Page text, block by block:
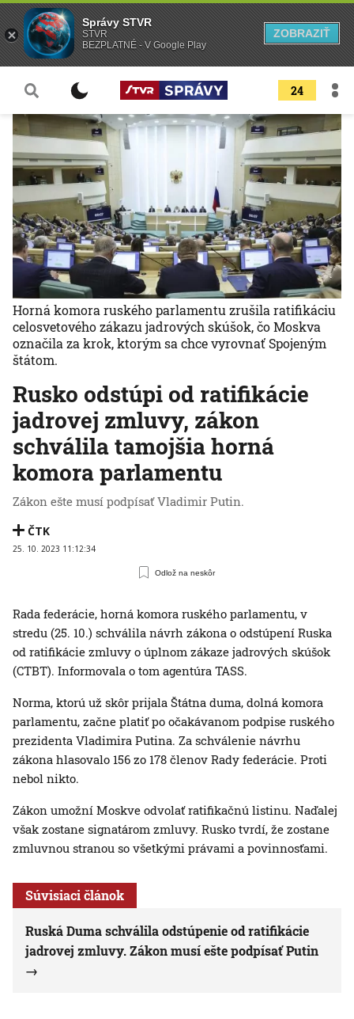
24
Rusko odstúpi od ratifikácie
jadrovej zmluvy, zákon
schválila tamojšia horná
komora parlamentu
Zákon ešte musí podpísať Vladimir Putin.
ČTK
25. 10. 2023 11:12:34
Odlož na neskôr
Horná komora ruského parlamentu zrušila ratifikáciu
celosvetového zákazu jadrových skúšok, čo Moskva
označila za krok, ktorým sa chce vyrovnať Spojeným
štátom.
Rada federácie, horná komora ruského parlamentu, v
stredu (25. 10.) schválila návrh zákona o odstúpení Ruska
od ratifikácie zmluvy o úplnom zákaze jadrových skúšok
(CTBT). Informovala o tom agentúra TASS.
Norma, ktorú už skôr prijala Štátna duma, dolná komora
parlamentu, začne platiť po očakávanom podpise ruského
prezidenta Vladimira Putina. Za schválenie návrhu
zákona hlasovalo 156 zo 178 členov Rady federácie. Proti
nebol nikto.
Zákon umožní Moskve odvolať ratifikačnú listinu. Naďalej
však zostane signatárom zmluvy. Rusko tvrdí, že zostane
zmluvnou stranou so všetkými právami a povinnosťami.
Súvisiaci článok
Ruská Duma schválila odstúpenie od ratifikácie
jadrovej zmluvy. Zákon musí ešte podpísať Putin
Správy STVR
STVR
BEZPLATNÉ - V Google Play
ZOBRAZIŤ